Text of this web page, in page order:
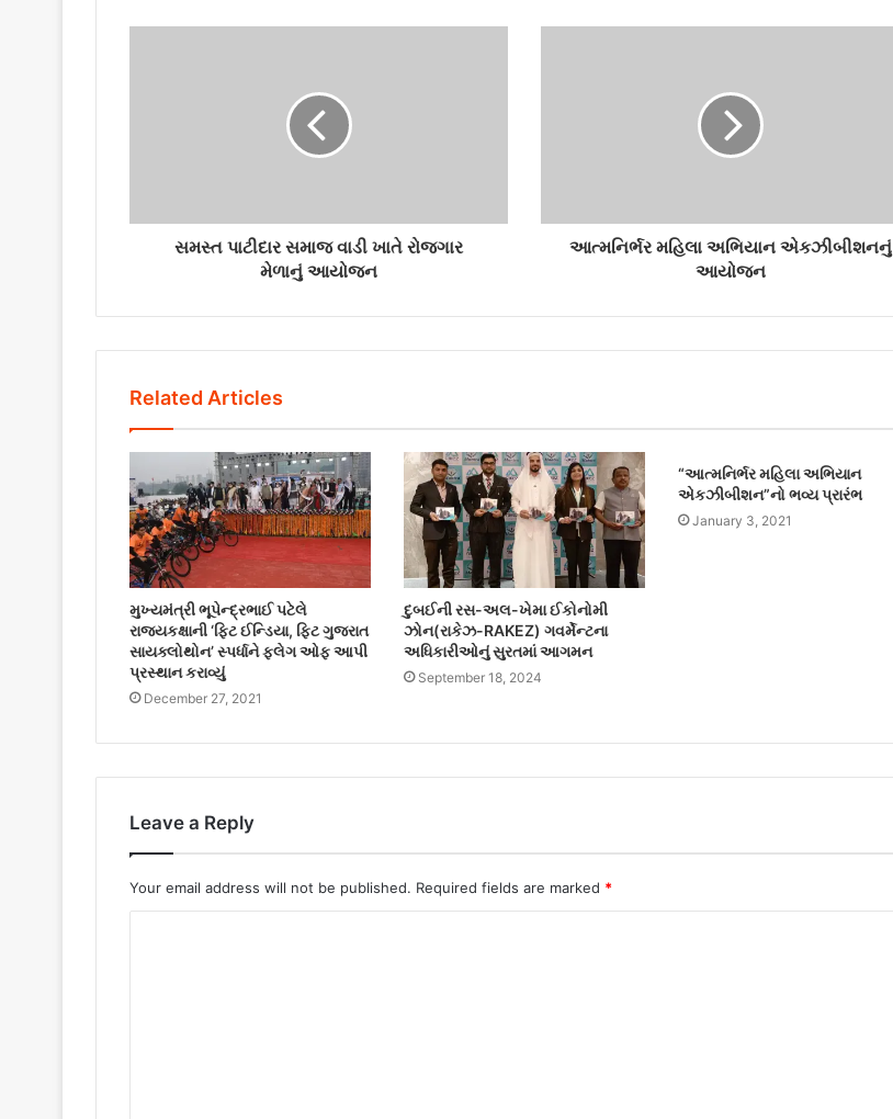
સમસ્ત પાટીદાર સમાજ વાડી ખાતે રોજગાર
મેળાનું આયોજન
આત્મનિર્ભર મહિલા અભિયાન એકઝીબીશનનું
આયોજન
Related Articles
મુખ્યમંત્રી ભૂપેન્દ્રભાઈ પટેલે
રાજયકક્ષાની ‘ફિટ ઈન્ડિયા, ફિટ ગુજરાત
સાયક્લોથોન’ સ્પર્ધાને ફલેગ ઓફ આપી
પ્રસ્થાન કરાવ્યું
December 27, 2021
દુબઈની રસ-અલ-ખેમા ઈકોનોમી
ઝોન(રાકેઝ-RAKEZ) ગવર્મેન્ટના
અધિકારીઓનું સુરતમાં આગમન
September 18, 2024
“આત્મનિર્ભર મહિલા અભિયાન
એકઝીબીશન”નો ભવ્ય પ્રારંભ
January 3, 2021
Leave a Reply
Your email address will not be published. Required fields are marked *